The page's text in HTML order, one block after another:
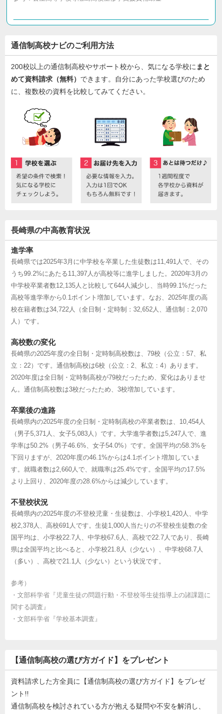
通信制高校ナビのご利用方法
200校以上の通信制高校やサポート校から、気になる学校にまと
めて資料請求（無料） できます。自分にあった学校選びのため
に、複数校の資料を比較してみてください。
長崎県の中高教育状況
進学率
長崎県では2025年3月に中学校を卒業した生徒数は11,491人で、その
うち99.2%にあたる11,397人が高校等に進学しました。2020年3月の
中学校卒業者数12,135人と比較して644人減少し、当時99.1%だった
高校等進学率から0.1ポイント増加しています。なお、2025年度の高
校在籍者数は34,722人（全日制・定時制：32,652人、通信制：2,070
人）です。
高校数の変化
長崎県の2025年度の全日制・定時制高校数は、79校（公立：57、私
立：22）です。通信制高校は6校（公立：2、私立：4）あります。
2020年度は全日制・定時制高校が79校だったため、変化はありませ
ん。通信制高校数は3校だったため、3校増加しています。
卒業後の進路
長崎県内の2025年度の全日制・定時制高校の卒業者数は、10,454人
（男子5,371人、女子5,083人）です。大学進学者数は5,247人で、進
学率は50.2%（男子46.6%、女子54.0%）です。全国平均の58.3%を
下回りますが、2020年度の46.1%からは4.1ポイント増加していま
す。就職者数は2,660人で、就職率は25.4%です。全国平均の17.5%
より上回り、2020年度の28.6%からは減少しています。
不登校状況
長崎県内の2025年度の不登校児童・生徒数は、小学校1,420人、中学
校2,378人、高校691人です。生徒1,000人当たりの不登校生徒数の全
国平均は、小学校22.7人、中学校67.6人、高校で22.7人であり、長崎
県は全国平均と比べると、小学校21.8人（少ない）、中学校68.7人
（多い）、高校で21.1人（少ない）という状況です。
参考）
・ 文部科学省『児童生徒の問題行動・不登校等生徒指導上の諸課題に
関する調査』
・ 文部科学省『学校基本調査』
【通信制高校の選び方ガイド】をプレゼント
資料請求した方全員に【通信制高校の選び方ガイド】をプレゼ
ント!!
通信制高校を検討されている方が抱える疑問や不安を解消し、